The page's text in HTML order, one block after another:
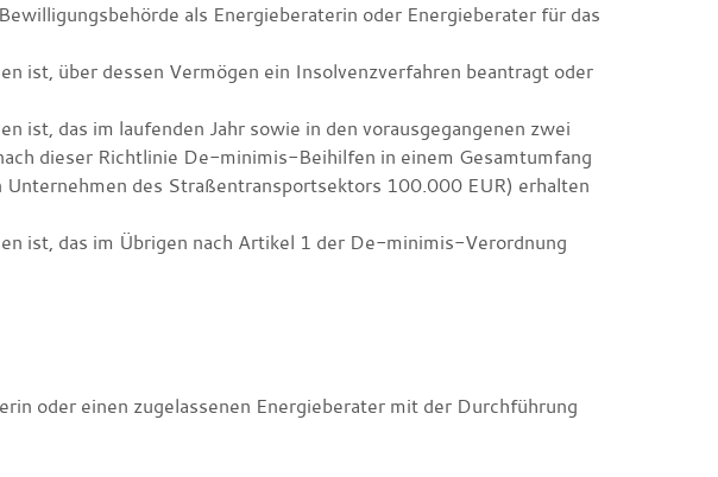
als Energieberaterin oder Energieberater für das
ist, über dessen Vermögen ein Insolvenzverfahren beantragt oder
ist, das im laufenden Jahr sowie in den vorausgegangenen zwei
dieser Richtlinie De-minimis-Beihilfen in einem Gesamtumfang
des Straßentransportsektors 100.000 EUR) erhalten
ist, das im Übrigen nach Artikel 1 der De-minimis-Verordnung
oder einen zugelassenen Energieberater mit der Durchführung